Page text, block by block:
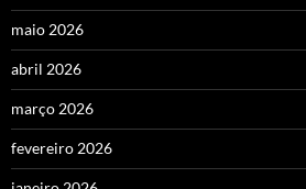
maio 2026
abril 2026
março 2026
fevereiro 2026